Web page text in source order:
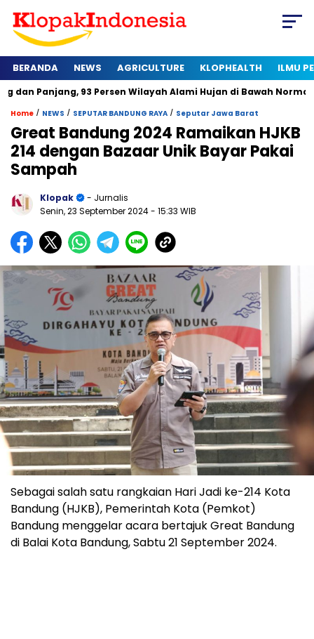
BERANDA NEWS AGRICULTURE KLOPHEALTH ILMU
93 Persen Wilayah Alami Hujan di Bawah Normal Kapan
Home / NEWS / SEPUTAR BANDUNG RAYA / Seputar Jawa Barat
Great Bandung 2024 Ramaikan HJKB
214 dengan Bazaar Unik Bayar Pakai
Sampah
Klopak
- Jurnalis
Senin, 23 September 2024- 15:33 WIB
Sebagai salah satu rangkaian Hari Jadi ke-214 Kota
Bandung (HJKB), Pemerintah Kota (Pemkot)
Bandung menggelar acara bertajuk Great Bandung
di Balai Kota Bandung, Sabtu 21 September 2024.